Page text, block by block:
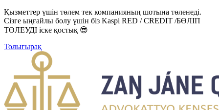
Қызметтер үшін төлем тек компанияның шотына төленеді.
Сізге ыңғайлы болу үшін біз Kaspi RED / CREDIT /БӨЛІП
ТӨЛЕУДІ іске қостық 😎
Толығырақ